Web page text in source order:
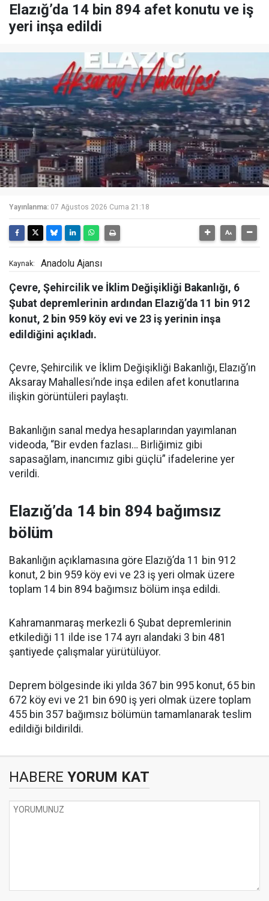
Elazığ’da 14 bin 894 afet konutu ve iş
yeri inşa edildi
Yayınlanma: 07 Ağustos 2026 Cuma 21:18
Kaynak: Anadolu Ajansı
Çevre, Şehircilik ve İklim Değişikliği Bakanlığı, 6
Şubat depremlerinin ardından Elazığ’da 11 bin 912
konut, 2 bin 959 köy evi ve 23 iş yerinin inşa
edildiğini açıkladı.
Çevre, Şehircilik ve İklim Değişikliği Bakanlığı, Elazığ’ın
Aksaray Mahallesi’nde inşa edilen afet konutlarına
ilişkin görüntüleri paylaştı.
Bakanlığın sanal medya hesaplarından yayımlanan
videoda, “Bir evden fazlası… Birliğimiz gibi
sapasağlam, inancımız gibi güçlü” ifadelerine yer
verildi.
Elazığ’da 14 bin 894 bağımsız
bölüm
Bakanlığın açıklamasına göre Elazığ’da 11 bin 912
konut, 2 bin 959 köy evi ve 23 iş yeri olmak üzere
toplam 14 bin 894 bağımsız bölüm inşa edildi.
Kahramanmaraş merkezli 6 Şubat depremlerinin
etkilediği 11 ilde ise 174 ayrı alandaki 3 bin 481
şantiyede çalışmalar yürütülüyor.
Deprem bölgesinde iki yılda 367 bin 995 konut, 65 bin
672 köy evi ve 21 bin 690 iş yeri olmak üzere toplam
455 bin 357 bağımsız bölümün tamamlanarak teslim
edildiği bildirildi.
HABERE YORUM KAT